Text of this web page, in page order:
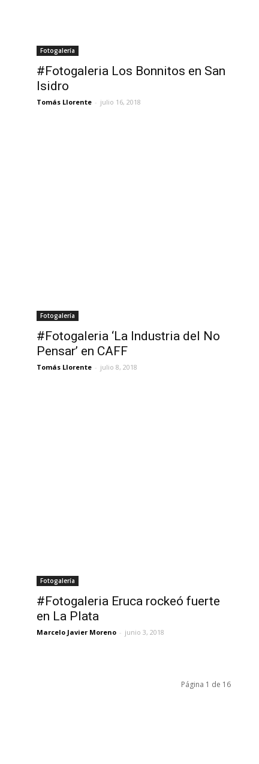
Fotogalería
#Fotogaleria Los Bonnitos en San
Isidro
Tomás Llorente - julio 16, 2018
Fotogalería
#Fotogaleria ‘La Industria del No
Pensar’ en CAFF
Tomás Llorente - julio 8, 2018
Fotogalería
#Fotogaleria Eruca rockeó fuerte
en La Plata
Marcelo Javier Moreno - junio 3, 2018
Página 1 de 16